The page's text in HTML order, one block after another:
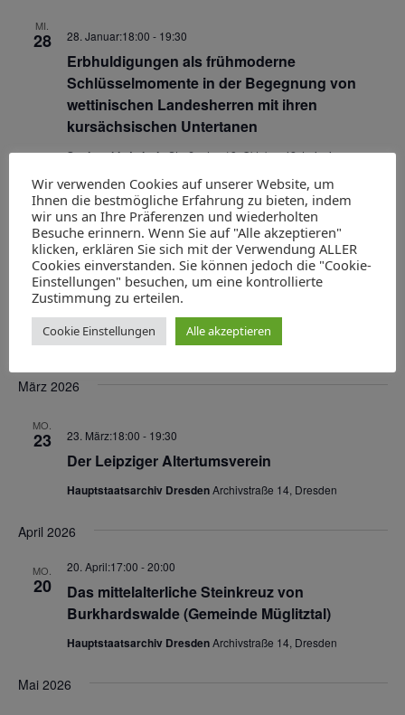
MI.
28
Erbhuldigungen als frühmoderne
Schlüsselmomente in der Begegnung von
wettinischen Landesherren mit ihren
kursächsischen Untertanen
28. Januar:18:00 - 19:30
Stadtarchiv LeipzigStraße des 18. Oktober 42, Leipzig
Februar 2026
MO.
23
Nur Jahreszahlen pauken? Historische
Bildung in Sachsens Schulen im 19. und 20.
Jahrhundert
23. Februar:18:00-19:30
Staatsarchiv ChemnitzElsasser Straße 8, Chemnitz
März 2026
MO.
23
Der Leipziger Altertumsverein
23. März:18:00 - 19:30
Hauptstaatsarchiv DresdenArchivstraße 14, Dresden
April 2026
MO.
20
Das mittelalterliche Steinkreuz von
Burkhardswalde (Gemeinde Müglitztal)
20. April:17:00 -20:00
Hauptstaatsarchiv DresdenArchivstraße 14, Dresden
Mai 2026
Wir verwenden Cookies auf unserer Website, um
Ihnen die bestmögliche Erfahrung zu bieten, indem
wir uns an Ihre Präferenzen und wiederholten
Besuche erinnern. Wenn Sie auf "Alle akzeptieren"
klicken, erklären Sie sich mit der Verwendung ALLER
Cookies einverstanden. Sie können jedoch die "Cookie-
Einstellungen" besuchen, um eine kontrollierte
Zustimmung zu erteilen.
Cookie Einstellungen Alle akzeptieren